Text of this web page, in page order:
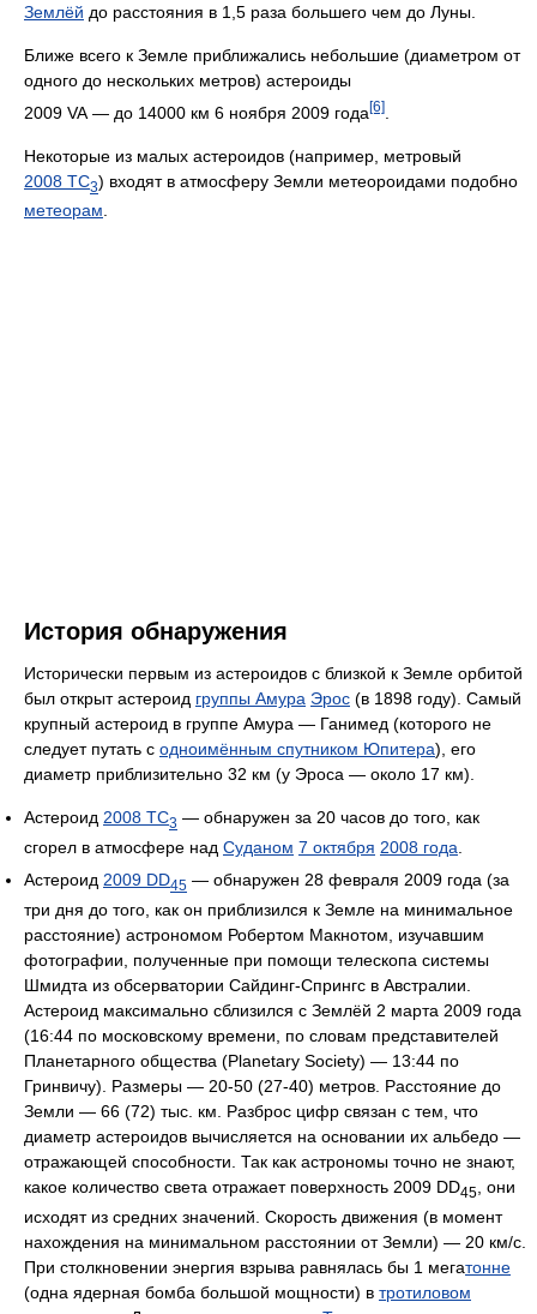
Землёй до расстояния в 1,5 раза большего чем до Луны.
Ближе всего к Земле приближались небольшие (диаметром от
одного до нескольких метров) астероиды
2009 VA — до 14000 км 6 ноября 2009 года[6]
Некоторые из малых астероидов (например, метровый
2008 TC3) входят в атмосферу Земли метеороидами подобно
метеорам.
История обнаружения
Исторически первым из астероидов с близкой к Земле орбитой
был открыт астероид группы Амура Эрос (в 1898 году). Самый
крупный астероид в группе Амура — Ганимед (которого не
следует путать с одноимённым спутником Юпитера), его
диаметр приблизительно 32 км (у Эроса — около 17 км).
Астероид 2008 TC3 — обнаружен за 20 часов до того, как
сгорел в атмосфере над Суданом 7 октября 2008 года.
Астероид 2009 DD45 — обнаружен 28 февраля 2009 года (за
три дня до того, как он приблизился к Земле на минимальное
расстояние) астрономом Робертом Макнотом, изучавшим
фотографии, полученные при помощи телескопа системы
Шмидта из обсерватории Сайдинг-Спрингс в Австралии.
Астероид максимально сблизился с Землёй 2 марта 2009 года
(16:44 по московскому времени, по словам представителей
Планетарного общества (Planetary Society) — 13:44 по
Гринвичу). Размеры — 20-50 (27-40) метров. Расстояние до
Земли — 66 (72) тыс. км. Разброс цифр связан с тем, что
диаметр астероидов вычисляется на основании их альбедо —
отражающей способности. Так как астрономы точно не знают,
какое количество света отражает поверхность 2009 DD45
, они
исходят из средних значений. Скорость движения (в момент
нахождения на минимальном расстоянии от Земли) — 20 км/с.
При столкновении энергия взрыва равнялась бы 1 мегатонне
(одна ядерная бомба большой мощности) в тротиловом